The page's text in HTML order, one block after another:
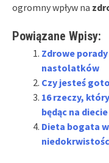
ogromny wpływ na
Powiązane Wpisy:
Zdrowe
nastolatków
Czy jesteś
16 rzeczy,
będąc na diecie
Dieta bogata